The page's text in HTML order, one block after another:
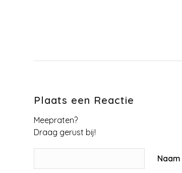
Plaats een Reactie
Meepraten?
Draag gerust bij!
Naam